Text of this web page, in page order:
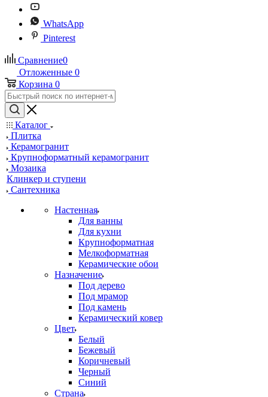
WhatsApp
Pinterest
Сравнение0
Отложенные 0
Корзина 0
Каталог
Плитка
Керамогранит
Крупноформатный керамогранит
Мозаика
Клинкер и ступени
Сантехника
Настенная
Для ванны
Для кухни
Крупноформатная
Мелкоформатная
Керамические обои
Назначение
Под дерево
Под мрамор
Под камень
Керамический ковер
Цвет
Белый
Бежевый
Коричневый
Черный
Синий
Страна